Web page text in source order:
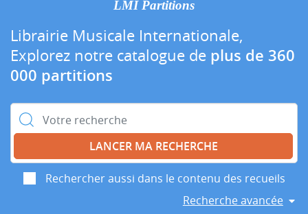
LMI Partitions
Librairie Musicale Internationale,
Explorez notre catalogue de plus de 360
000 partitions
Rechercher :
Rechercher aussi dans le contenu des recueils
Recherche avancée